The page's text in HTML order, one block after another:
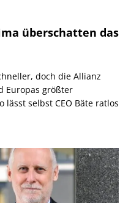
überschatten das
doch die Allianz
Europas größter
lässt selbst CEO Bäte ratlos